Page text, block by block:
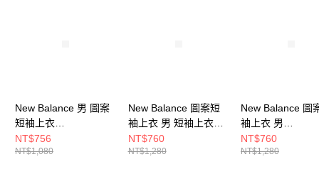
５．嚴禁一人註冊多個帳號或使用他人資訊註冊。若發現惡意使用之情形，
恩沛科技股份有限公司將有權停止該用戶之使用額度並採取法律行動。
New Balance 男 圖案
短袖上衣
MT61B2STWT-F
NT$756
NT$1,080
New Balance 圖案短
袖上衣 男 短袖上衣
MT51934FDP-F
NT$760
NT$1,280
New Balance 圖
袖上衣 男
MT53900PEF-F
NT$760
NT$1,280